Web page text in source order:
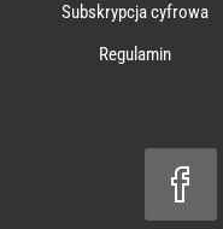
Subskrypcja cyfrowa
Regulamin